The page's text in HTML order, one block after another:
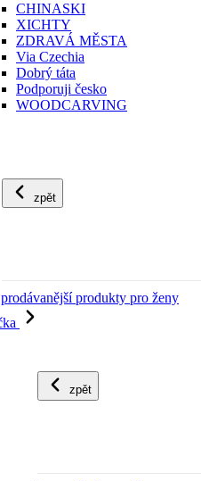
CHINASKI
XICHTY
ZDRAVÁ MĚSTA
Via Czechia
Dobrý táta
Podporuji česko
WOODCARVING
zpět
produkty pro ženy
zpět